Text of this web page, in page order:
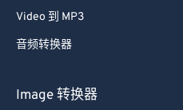
Video 到 MP3
音频转换器
Image 转换器